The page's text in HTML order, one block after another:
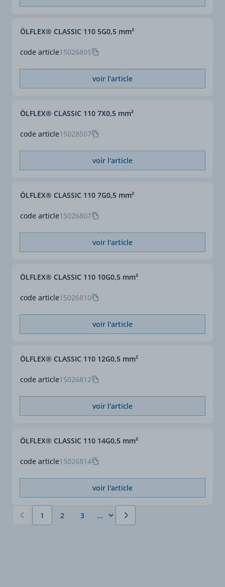
code article15026805
ÖLFLEX® CLASSIC 110 5G0,5 mm²
voir l'article
code article15028507
ÖLFLEX® CLASSIC 110 7X0,5 mm²
voir l'article
code article15026807
ÖLFLEX® CLASSIC 110 7G0,5 mm²
voir l'article
code article15026810
ÖLFLEX® CLASSIC 110 10G0,5 mm²
voir l'article
code article15026812
ÖLFLEX® CLASSIC 110 12G0,5 mm²
voir l'article
code article15026814
ÖLFLEX® CLASSIC 110 14G0,5 mm²
voir l'article
Vous lisez actuellement la page
1 Page
2 Page
3